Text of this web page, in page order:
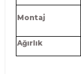
Montaj
Ağırlık